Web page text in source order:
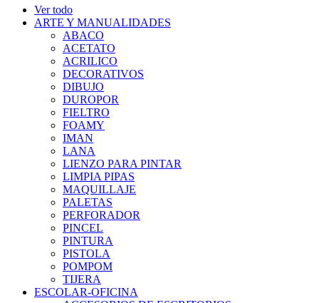
Ver todo
ARTE Y MANUALIDADES
ABACO
ACETATO
ACRILICO
DECORATIVOS
DIBUJO
DUROPOR
FIELTRO
FOAMY
IMAN
LANA
LIENZO PARA PINTAR
LIMPIA PIPAS
MAQUILLAJE
PALETAS
PERFORADOR
PINCEL
PINTURA
PISTOLA
POMPOM
TIJERA
ESCOLAR-OFICINA